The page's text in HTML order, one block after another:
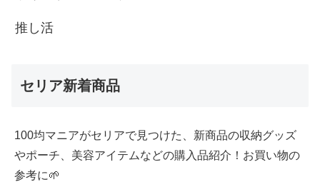
推し活
セリア新着商品
100均マニアがセリアで見つけた、新商品の収納グッズ
やポーチ、美容アイテムなどの購入品紹介！お買い物の
参考に🌱